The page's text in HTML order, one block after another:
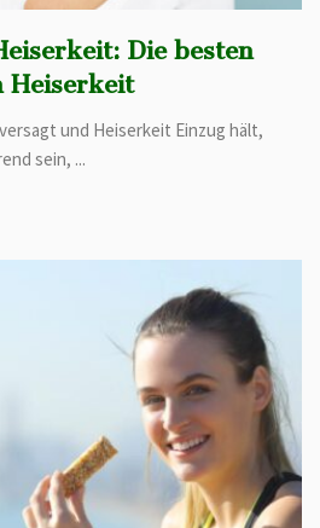
Die besten
Heiserkeit
und Heiserkeit Einzug hält,
sein, ...